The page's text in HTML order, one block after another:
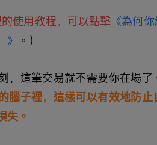
的使用教程，可以點擊 《為何
。）
，這筆交易就不需要你在場了
腦子裡，這樣可以有效地防
失。